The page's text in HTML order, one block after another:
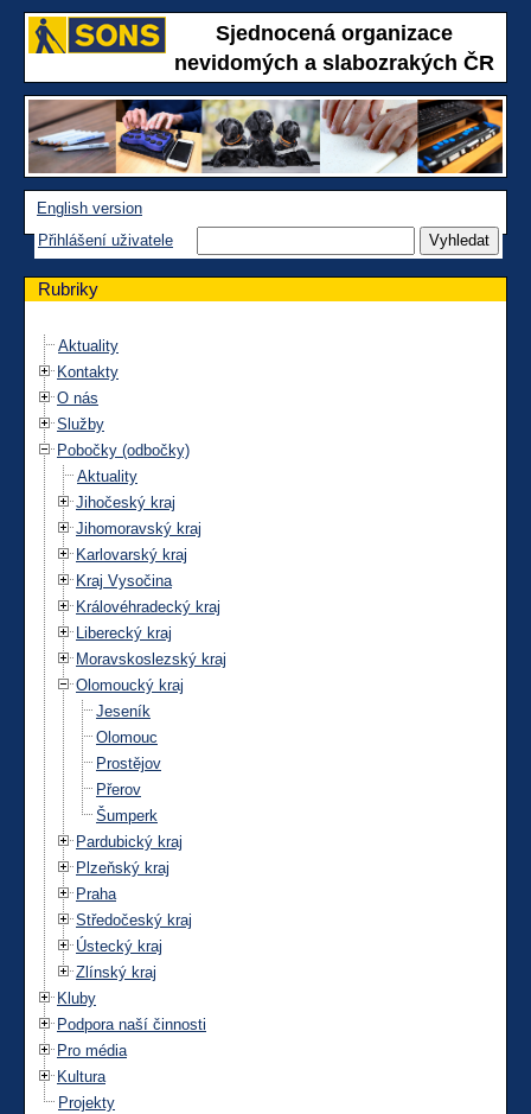
Sjednocená organizace
nevidomých a slabozrakých ČR
English version
Přihlášení uživatele
Rubriky
Aktuality
Kontakty
O nás
Služby
Pobočky (odbočky)
Aktuality
Jihočeský kraj
Jihomoravský kraj
Karlovarský kraj
Kraj Vysočina
Královéhradecký kraj
Liberecký kraj
Moravskoslezský kraj
Olomoucký kraj
Jeseník
Olomouc
Prostějov
Přerov
Šumperk
Pardubický kraj
Plzeňský kraj
Praha
Středočeský kraj
Ústecký kraj
Zlínský kraj
Kluby
Podpora naší činnosti
Pro média
Kultura
Projekty